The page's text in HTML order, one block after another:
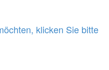
klicken Sie bitte